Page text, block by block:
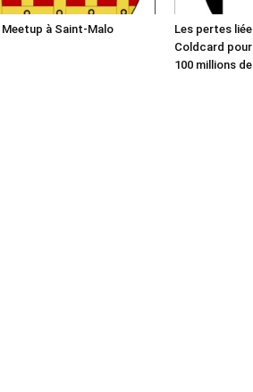
à Saint-Malo
Les pertes
Coldcard
100 millions